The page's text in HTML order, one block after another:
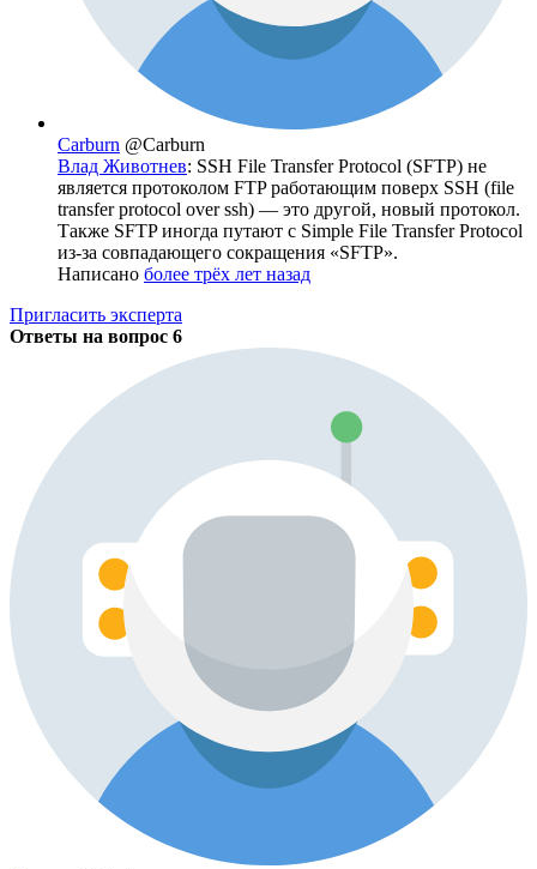
Carburn @Carburn
Влад Животнев: SSH File Transfer Protocol (SFTP) не
является протоколом FTP работающим поверх SSH (file
transfer protocol over ssh) — это другой, новый протокол.
Также SFTP иногда путают с Simple File Transfer Protocol
из-за совпадающего сокращения «SFTP».
Написано более трёх лет назад
Пригласить эксперта
Ответы на вопрос 6